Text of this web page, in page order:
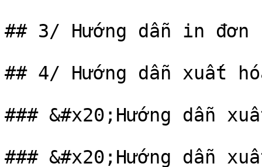
## 3/ Hướng dẫn in đơn
## 4/ Hướng dẫn xuất
### &#x20;Hướng dẫn